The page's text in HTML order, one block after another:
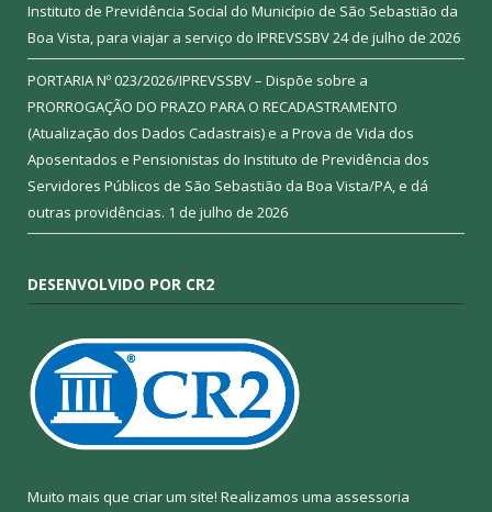
Instituto de Previdência Social do Município de São Sebastião da
Boa Vista, para viajar a serviço do IPREVSSBV24 de julho de 2026
PORTARIA Nº 023/2026/IPREVSSBV – Dispõe sobre a
PRORROGAÇÃO DO PRAZO PARA O RECADASTRAMENTO
(Atualização dos Dados Cadastrais) e a Prova de Vida dos
Aposentados e Pensionistas do Instituto de Previdência dos
Servidores Públicos de São Sebastião da Boa Vista/PA, e dá
outras providências. 1 de julho de 2026
DESENVOLVIDO POR CR2
Muito mais que criar um site! Realizamos uma assessoria